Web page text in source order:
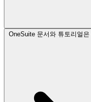
OneSuite 문서와 튜토리얼